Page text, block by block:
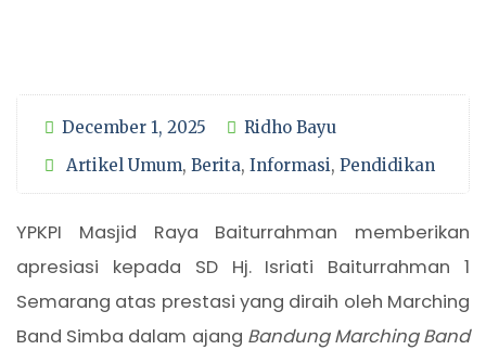
December 1, 2025
Ridho Bayu
Artikel Umum, Berita, Informasi, Pendidikan
YPKPI Masjid Raya Baiturrahman memberikan
apresiasi kepada SD Hj. Isriati Baiturrahman 1
Semarang atas prestasi yang diraih oleh Marching
Band Simba dalam ajang Bandung Marching Band